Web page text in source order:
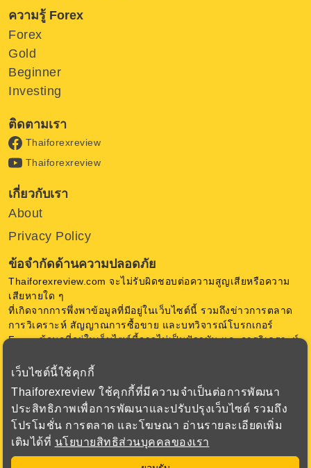
เว็บไซต์นี้ใช้คุกกี้
Thaiforexreview ใช้คุกกี้ที่มีความจำเป็นต่อการพัฒนา
ประสิทธิภาพเพื่อการพัฒนาและปรับปรุงเว็บไซต์ รวมถึง
โปรโมชั่น การตลาด และโฆษณา อ่านรายละเอียดเพิ่ม
เติมได้ที่ นโยบายสิทธิส่วนบุคคลของเรา
ความรู้ Forex
Forex
Gold
Beginner
Investing
ติดตามเรา
Thaiforexreview
Thaiforexreview
เกี่ยวกับเรา
About
Privacy Policy
ข้อจำกัดด้านความปลอดภัย
Thaiforexreview.com จะไม่รับผิดชอบต่อความสูญเสียหรือความ
เสียหายใด ๆ
ที่เกิดจากการพึ่งพาข้อมูลที่มีอยู่ในเว็บไซต์นี้ รวมถึงข่าวการตลาด
การวิเคราะห์ สัญญาณการซื้อขาย และบทวิจารณ์โบรกเกอร์
Forex ข้อมูลที่อยู่ในเว็บไซต์นี้อาจไม่เป็นปัจจุบัน และการวิเคราะห์
การซื้อขายสกุลเงินในตลาด Forex มีความเสี่ยงสูง ก่อนตัดสินใจ
ซื้อขาย Forex หรือใช้เครื่องมือทางการเงินอื่น ๆ ควรพิจารณา
วัตถุประสงค์การลงทุน ระดับประสบการณ์ และความเสี่ยงอย่าง
รอบคอบ เรามุ่งเน้นเพื่อเสนอข้อมูล ที่สำคัญเกี่ยวกับโบรกเกอร์
ทั้งหมดที่เราตรวจสอบเพื่อให้ได้ข้อมูลที่ถูกต้องที่สุด